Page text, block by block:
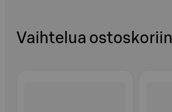
Vaihtelua ostoskoriin